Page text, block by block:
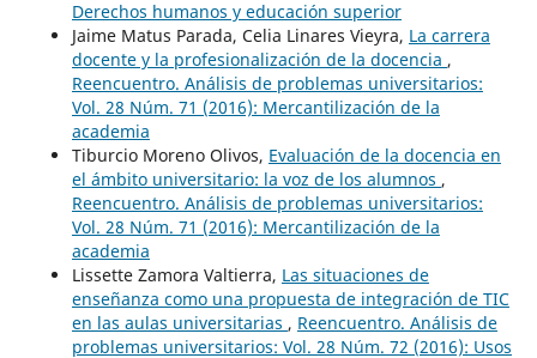
Derechos humanos y educación superior
Jaime Matus Parada, Celia Linares Vieyra, La carrera
docente y la profesionalización de la docencia ,
Reencuentro. Análisis de problemas universitarios:
Vol. 28 Núm. 71 (2016): Mercantilización de la
academia
Tiburcio Moreno Olivos, Evaluación de la docencia en
el ámbito universitario: la voz de los alumnos ,
Reencuentro. Análisis de problemas universitarios:
Vol. 28 Núm. 71 (2016): Mercantilización de la
academia
Lissette Zamora Valtierra, Las situaciones de
enseñanza como una propuesta de integración de TIC
en las aulas universitarias , Reencuentro. Análisis de
problemas universitarios: Vol. 28 Núm. 72 (2016): Usos